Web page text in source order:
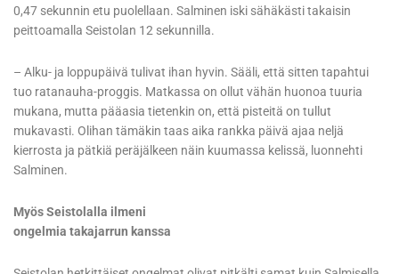
0,47 sekunnin etu puolellaan. Salminen iski sähäkästi takaisin
peittoamalla Seistolan 12 sekunnilla.
– Alku- ja loppupäivä tulivat ihan hyvin. Sääli, että sitten tapahtui
tuo ratanauha-proggis. Matkassa on ollut vähän huonoa tuuria
mukana, mutta pääasia tietenkin on, että pisteitä on tullut
mukavasti. Olihan tämäkin taas aika rankka päivä ajaa neljä
kierrosta ja pätkiä peräjälkeen näin kuumassa kelissä, luonnehti
Salminen.
Myös Seistolalla ilmeni
ongelmia takajarrun kanssa